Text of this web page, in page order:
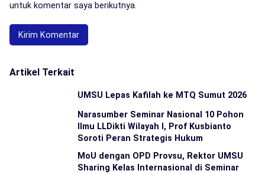
untuk komentar saya berikutnya.
Artikel Terkait
UMSU Lepas Kafilah ke MTQ Sumut 2026
Narasumber Seminar Nasional 10 Pohon
Ilmu LLDikti Wilayah I, Prof Kusbianto
Soroti Peran Strategis Hukum
MoU dengan OPD Provsu, Rektor UMSU
Sharing Kelas Internasional di Seminar